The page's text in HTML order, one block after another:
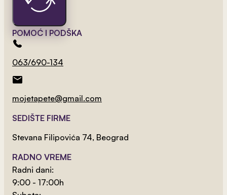
Vesela Dečija Šuma
POMOĆ I PODŠKA
063/690-134
mojetapete@gmail.com
SEDIŠTE FIRME
Stevana Filipovića 74, Beograd
RADNO VREME
Radni dani:
9:00 - 17:00h